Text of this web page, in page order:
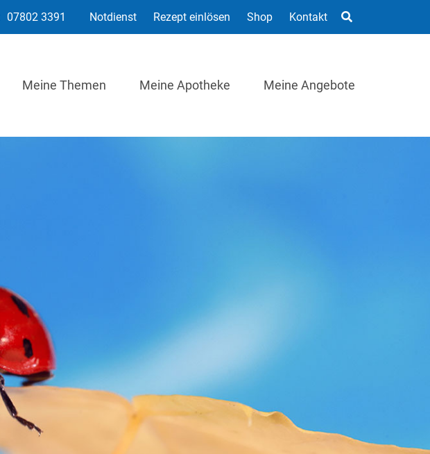
07802 3391 Notdienst Rezept einlösen Shop Kontakt
Meine Themen Meine Apotheke Meine Angebote